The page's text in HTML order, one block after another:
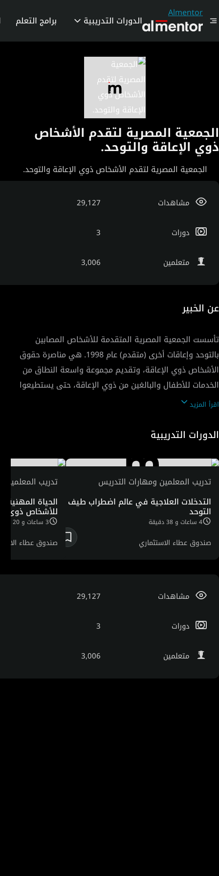
Almentor
الدورات التدريبية برامج التعلم
الجمعية المصرية لتقدم الأشخاص
ذوي الإعاقة والتوحد.
الجمعية المصرية لتقدم الأشخاص ذوي الإعاقة والتوحد.
مشاهدات 29,127
دورات 3
متعلمين 3,006
عن الخبير
تأسست الجمعية المصرية المتقدمة للأشخاص المصابين
بالتوحد وإعاقات أخرى (متقدم) عام 1998. هي مناصرة حقوق
الأشخاص ذوي الإعاقة، وتقديم مجموعة واسعة النطاق من
الخدمات للأطفال والبالغين من ذوي الإعاقة، حتى يستطيعوا
الاعتماد على أنفسهم بشكل أكبر ولزيادة قدرتهم على
وتعليمية وعلاجية وتأهيلية.
اقرأ المزيد
الدورات التدريبية
تدريب المعلمين ومهارات التدريس
التدخلات العلاجية في عالم اضطراب طيف
التوحد
4 ساعات و 38 دقيقة
صندوق عطاء الاستثماري
الإعاقة والتوحد.
تدريب المعلمين
الحياة المهنية
للأشخاص ذوي
3 ساعات و 20 دقيقة
صندوق عطاء
مشاهدات 29,127
دورات 3
متعلمين 3,006